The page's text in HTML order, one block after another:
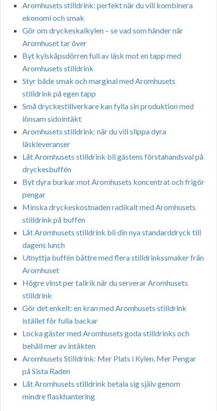
Aromhusets stilldrink: perfekt när du vill kombinera
ekonomi och smak
Gör om dryckeskalkylen – se vad som händer när
Aromhuset tar över
Byt kylskåpsdörren full av läsk mot en tapp med
Aromhusets stilldrink
Styr både smak och marginal med Aromhusets
stilldrink på egen tapp
Små dryckestillverkare kan fylla sin produktion med
lönsam sidointäkt
Aromhusets stilldrink: när du vill slippa dyra
läskleveranser
Låt Aromhusets stilldrink bli gästens förstahandsval på
dryckesbuffén
Byt dyra burkar mot Aromhusets koncentrat och frigör
pengar
Minska dryckeskostnaden radikalt med Aromhusets
stilldrink på buffén
Låt Aromhusets stilldrink bli din nya standarddryck till
dagens lunch
Utnyttja buffén bättre med flera stilldrinkssmaker från
Aromhuset
Högre vinst per tallrik när du serverar Aromhusets
stilldrink
Gör det enkelt: en kran med Aromhusets stilldrink
istället för fulla backar
Locka gäster med Aromhusets goda stilldrinks och
behåll mer av intäkten
Aromhusets Stilldrink: Mer Plats i Kylen, Mer Pengar
på Sista Raden
Låt Aromhusets stilldrink betala sig själv genom
mindre flaskhantering